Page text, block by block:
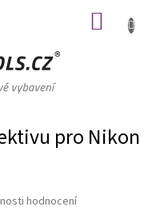
pro Nikon
hodnocení